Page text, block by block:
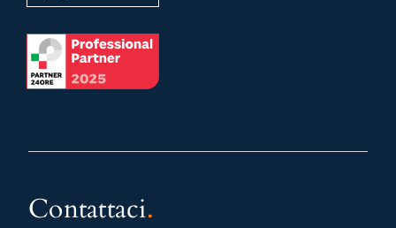
Contattaci.